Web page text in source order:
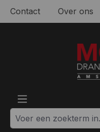
Ga naar de hoofdinhoud
Contact Over ons